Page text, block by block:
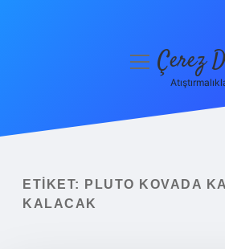
Yasal Uyarı
menüyüÇerez
ETIKET:
PLUTO KOVADA
KALACAK